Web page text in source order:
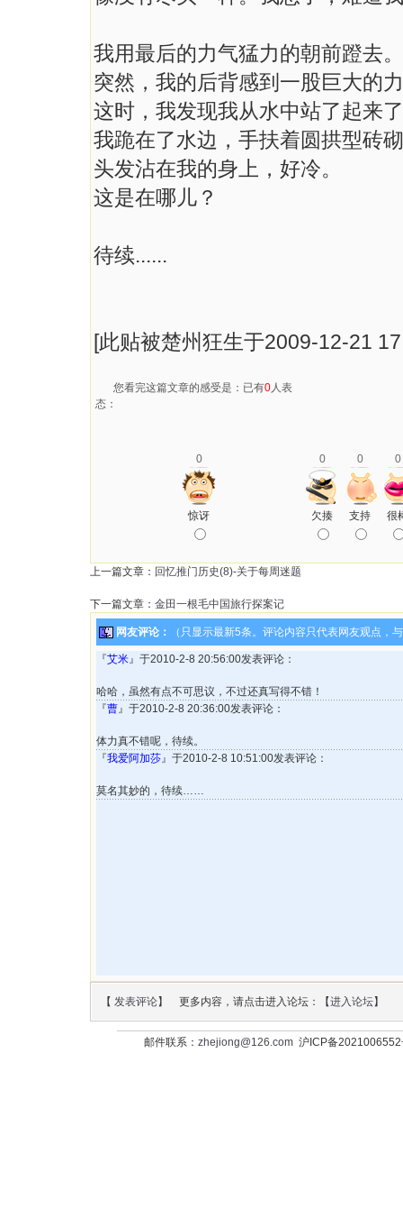
我用最后的力气猛力的朝前蹬去
突然，我的后背感到一股巨大的
这时，我发现我从水中站了起来
我跪在了水边，手扶着圆拱型砖
头发沾在我的身上，好冷。
这是在哪儿？
待续......
[此贴被楚州狂生于2009-12-21
您看完这篇文章的感受是：已有0人表
态：
0 0 0 0
惊讶 欠揍 支持 很
上一篇文章： 回忆推门历史(8)-关于每周迷题
下一篇文章： 金田一根毛中国旅行探案记
网友评论： （只显示最新5条。评论内容只代表网友观点，
『艾米』于2010-2-8 20:56:00发表评论：
哈哈，虽然有点不可思议，不过还真写得不错！
『曹』于2010-2-8 20:36:00发表评论：
体力真不错呢，待续。
『我爱阿加莎』于2010-2-8 10:51:00发表评论：
莫名其妙的，待续……
【 发表评论】 更多内容，请点击进入论坛：【进入论坛】
邮件联系： zhejiong@126.com沪ICP备